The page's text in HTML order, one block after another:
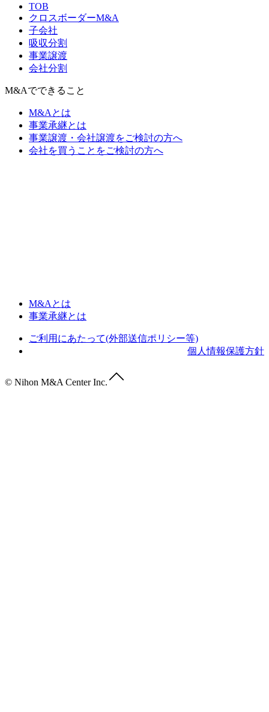
TOB
クロスボーダーM&A
子会社
吸収分割
事業譲渡
会社分割
M&Aでできること
M&Aとは
事業承継とは
事業譲渡・会社譲渡をご検討の方へ
会社を買うことをご検討の方へ
M&Aとは
事業承継とは
ご利用にあたって(外部送信ポリシー等)
個人情報保護方針
© Nihon M&A Center Inc.